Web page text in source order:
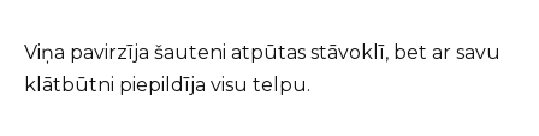
Viņa pavirzīja šauteni atpūtas stāvoklī, bet ar savu
klātbūtni piepildīja visu telpu.